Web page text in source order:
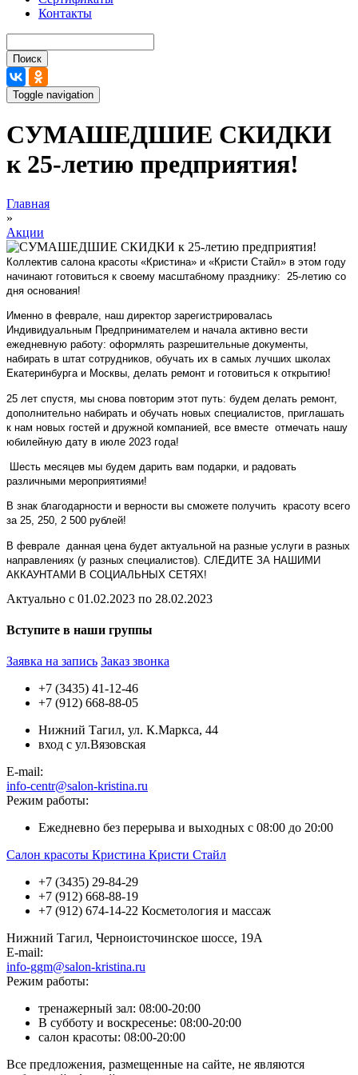
Контакты
Поиск
Toggle navigation
СУМАШЕДШИЕ СКИДКИ
к 25-летию предприятия!
Вы здесь
Главная
»
Акции
Коллектив салона красоты «Кристина» и «Кристи Стайл» в этом году
начинают готовиться к своему масштабному празднику: 25-летию со
дня основания!
Именно в феврале, наш директор зарегистрировалась
Индивидуальным Предпринимателем и начала активно вести
ежедневную работу: оформлять разрешительные документы,
набирать в штат сотрудников, обучать их в самых лучших школах
Екатеринбурга и Москвы, делать ремонт и готовиться к открытию!
25 лет спустя, мы снова повторим этот путь: будем делать ремонт,
дополнительно набирать и обучать новых специалистов, приглашать
к нам новых гостей и дружной компанией, все вместе отмечать нашу
юбилейную дату в июле 2023 года!
Шесть месяцев мы будем дарить вам подарки, и радовать
различными мероприятиями!
В знак благодарности и верности вы сможете получить красоту всего
за 25, 250, 2 500 рублей!
В феврале данная цена будет актуальной на разные услуги в разных
направлениях (у разных специалистов). СЛЕДИТЕ ЗА НАШИМИ
АККАУНТАМИ В СОЦИАЛЬНЫХ СЕТЯХ!
Актуально с 01.02.2023 по 28.02.2023
Вступите в наши группы
Заявка на запись Заказ звонка
+7 (3435) 41-12-46
+7 (912) 668-88-05
Нижний Тагил, ул. К.Маркса, 44
вход с ул.Вязовская
E-mail:
info-centr@salon-kristina.ru
Режим работы:
Ежедневно без перерыва и выходных с 08:00 до 20:00
Салон красоты Кристина Кристи Стайл
+7 (3435) 29-84-29
+7 (912) 668-88-19
+7 (912) 674-14-22 Косметология и массаж
Нижний Тагил, Черноисточинское шоссе, 19А
E-mail:
info-ggm@salon-kristina.ru
Режим работы:
тренажерный зал: 08:00-20:00
В субботу и воскресенье: 08:00-20:00
салон красоты: 08:00-20:00
Все предложения, размещенные на сайте, не являются